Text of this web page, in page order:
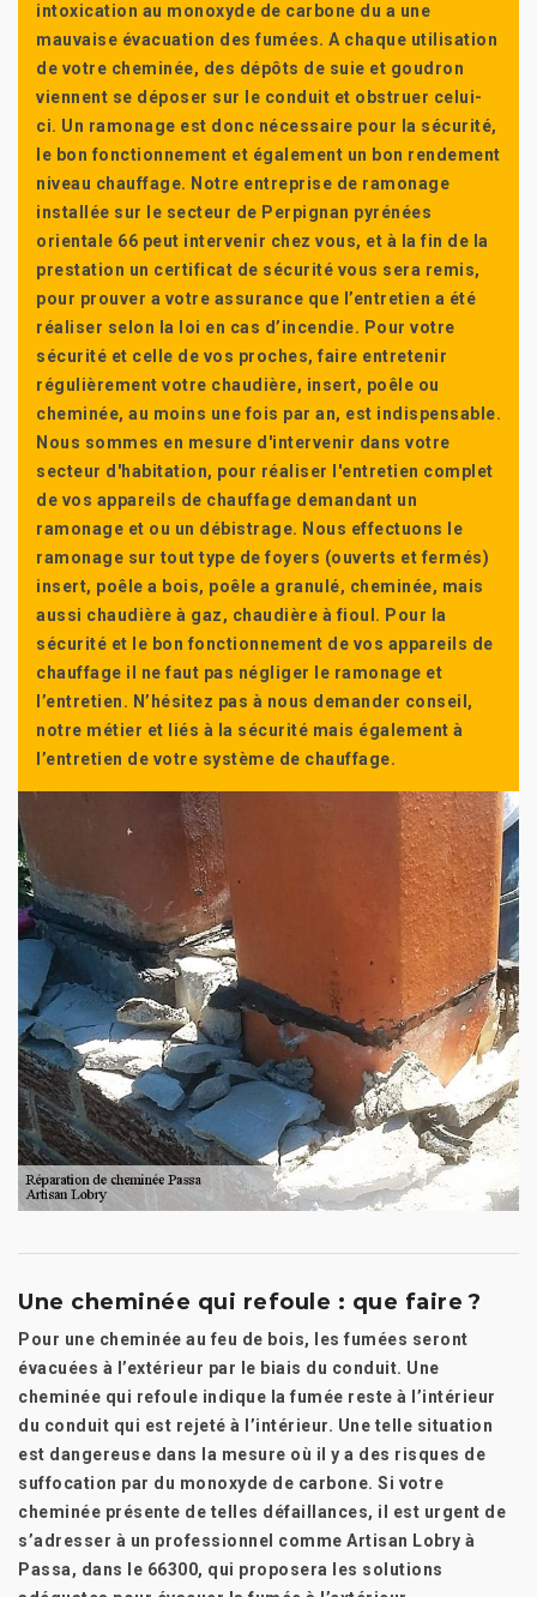
intoxication au monoxyde de carbone du a une
mauvaise évacuation des fumées. A chaque utilisation
de votre cheminée, des dépôts de suie et goudron
viennent se déposer sur le conduit et obstruer celui-
ci. Un ramonage est donc nécessaire pour la sécurité,
le bon fonctionnement et également un bon rendement
niveau chauffage. Notre entreprise de ramonage
installée sur le secteur de Perpignan pyrénées
orientale 66 peut intervenir chez vous, et à la fin de la
prestation un certificat de sécurité vous sera remis,
pour prouver a votre assurance que l’entretien a été
réaliser selon la loi en cas d’incendie. Pour votre
sécurité et celle de vos proches, faire entretenir
régulièrement votre chaudière, insert, poêle ou
cheminée, au moins une fois par an, est indispensable.
Nous sommes en mesure d'intervenir dans votre
secteur d'habitation, pour réaliser l'entretien complet
de vos appareils de chauffage demandant un
ramonage et ou un débistrage. Nous effectuons le
ramonage sur tout type de foyers (ouverts et fermés)
insert, poêle a bois, poêle a granulé, cheminée, mais
aussi chaudière à gaz, chaudière à fioul. Pour la
sécurité et le bon fonctionnement de vos appareils de
chauffage il ne faut pas négliger le ramonage et
l’entretien. N’hésitez pas à nous demander conseil,
notre métier et liés à la sécurité mais également à
l’entretien de votre système de chauffage.
Une cheminée qui refoule : que faire ?
Pour une cheminée au feu de bois, les fumées seront
évacuées à l’extérieur par le biais du conduit. Une
cheminée qui refoule indique la fumée reste à l’intérieur
du conduit qui est rejeté à l’intérieur. Une telle situation
est dangereuse dans la mesure où il y a des risques de
suffocation par du monoxyde de carbone. Si votre
cheminée présente de telles défaillances, il est urgent de
s’adresser à un professionnel comme Artisan Lobry à
Passa, dans le 66300, qui proposera les solutions